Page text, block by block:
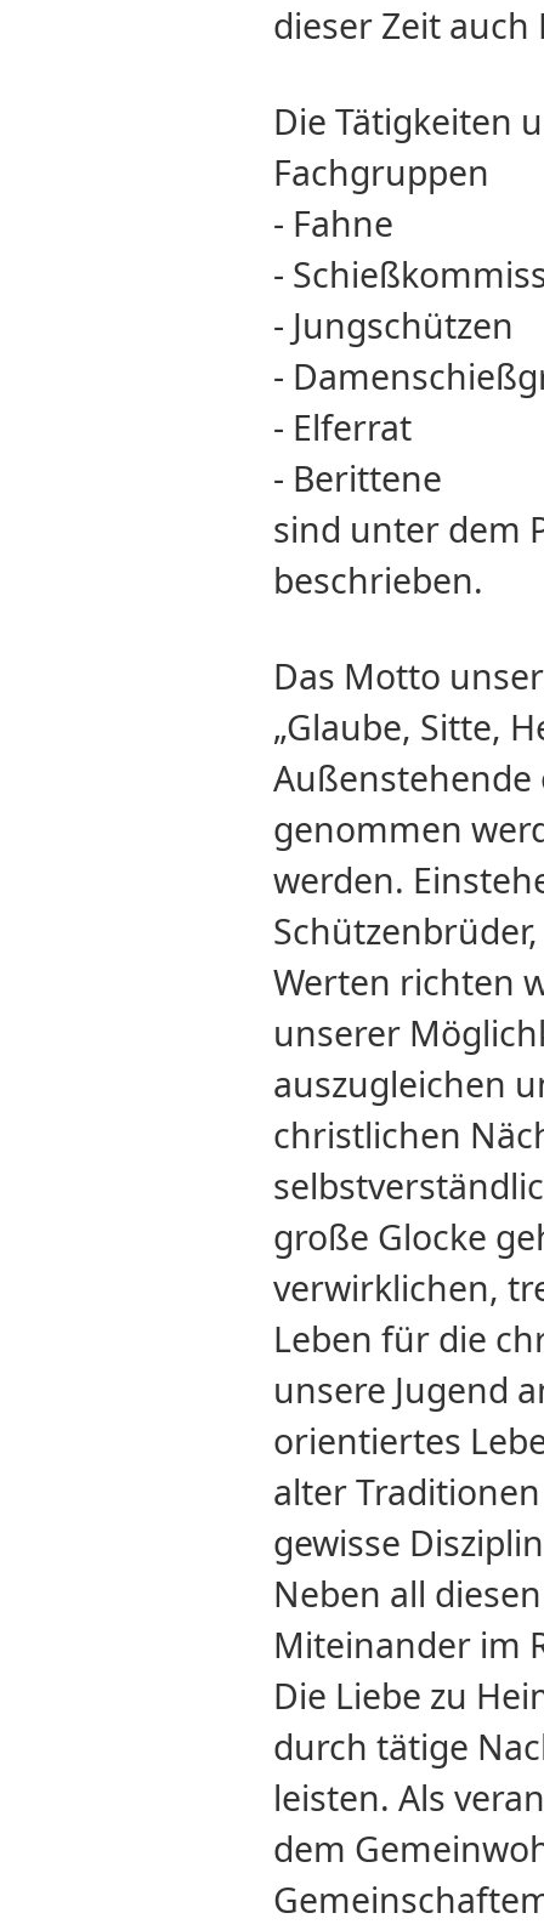
dieser Zeit
Die Tätigkeiten
Fachgruppen
- Fahne
-
- Jungschützen
-
- Elferrat
- Berittene
sind unter dem
beschrieben.
Das Motto
„Glaube, Sitte,
genommen
werden.
Werten richten
unserer
auszugleichen
christlichen
große Glocke
verwirklichen,
Leben für die
unsere Jugend
orientiertes
alter
gewisse
Neben all
Miteinander im
Die Liebe zu
durch tätige
leisten. Als
dem